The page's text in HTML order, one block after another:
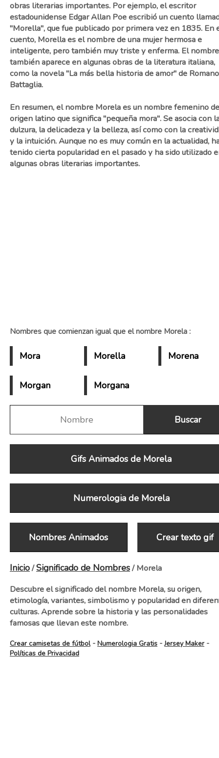
obras literarias importantes. Por ejemplo, el escritor
estadounidense Edgar Allan Poe escribió un cuento
"Morella", que fue publicado por primera vez en 1835. En
cuento, Morella es el nombre de una mujer hermosa e
inteligente, pero también muy triste y enferma. El nombre
también aparece en algunas obras de la literatura italiana,
como la novela "La más bella historia de amor" de Romano
Battaglia.
En resumen, el nombre Morela es un nombre femenino de
origen latino que significa "pequeña mora". Se asocia con
dulzura, la delicadeza y la belleza, así como con la
y la intuición. Aunque no es muy común en la actualidad,
tenido cierta popularidad en el pasado y ha sido utilizado
algunas obras literarias importantes.
Nombres que comienzan igual que el nombre Morela :
Mora Morella Morena
Morgan Morgana
Gifs Animados de Morela
Numerologia de Morela
Nombres Animados Crear texto gif
Inicio/Significado de Nombres/ Morela
Descubre el significado del nombre Morela, su origen,
etimología, variantes, simbolismo y popularidad en
culturas. Aprende sobre la historia y las personalidades
famosas que llevan este nombre.
Crear camisetas de fútbol- Numerologia Gratis -Jersey Maker-
Políticas de Privacidad